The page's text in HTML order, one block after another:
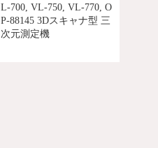
L-700, VL-750, VL-770, O
P-88145 3Dスキャナ型 三
次元測定機